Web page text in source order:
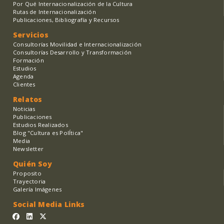
Por Qué Internacionalización de la Cultura
Rutas de Internacionalización
Publicaciones, Bibliografía y Recursos
Servicios
Consultorías Movilidad e Internacionalización
Consultorías Desarrollo y Transformación
Formación
Estudios
Agenda
Clientes
Relatos
Noticias
Publicaciones
Estudios Realizados
Blog "Cultura es PolÍtica"
Media
Newsletter
Quién Soy
Proposito
Trayectoria
Galería Imágenes
Social Media Links